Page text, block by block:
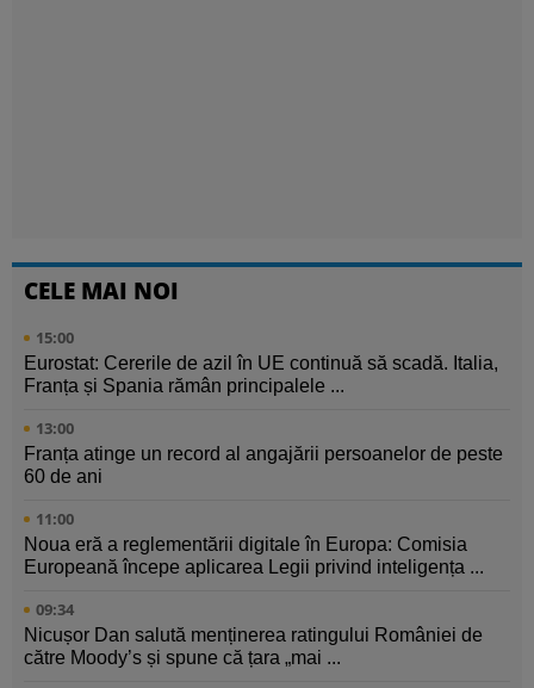
CELE MAI NOI
15:00
Eurostat: Cererile de azil în UE continuă să scadă. Italia,
Franța și Spania rămân principalele ...
13:00
Franța atinge un record al angajării persoanelor de peste
60 de ani
11:00
Noua eră a reglementării digitale în Europa: Comisia
Europeană începe aplicarea Legii privind inteligența ...
09:34
Nicușor Dan salută menținerea ratingului României de
către Moody’s și spune că țara „mai ...